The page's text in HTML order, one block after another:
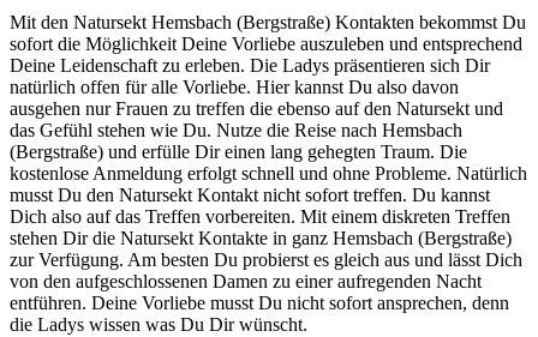
Mit den Natursekt Hemsbach (Bergstraße) Kontakten bekommst Du
sofort die Möglichkeit Deine Vorliebe auszuleben und entsprechend
Deine Leidenschaft zu erleben. Die Ladys präsentieren sich Dir
natürlich offen für alle Vorliebe. Hier kannst Du also davon
ausgehen nur Frauen zu treffen die ebenso auf den Natursekt und
das Gefühl stehen wie Du. Nutze die Reise nach Hemsbach
(Bergstraße) und erfülle Dir einen lang gehegten Traum. Die
kostenlose Anmeldung erfolgt schnell und ohne Probleme. Natürlich
musst Du den Natursekt Kontakt nicht sofort treffen. Du kannst
Dich also auf das Treffen vorbereiten. Mit einem diskreten Treffen
stehen Dir die Natursekt Kontakte in ganz Hemsbach (Bergstraße)
zur Verfügung. Am besten Du probierst es gleich aus und lässt Dich
von den aufgeschlossenen Damen zu einer aufregenden Nacht
entführen. Deine Vorliebe musst Du nicht sofort ansprechen, denn
die Ladys wissen was Du Dir wünscht.